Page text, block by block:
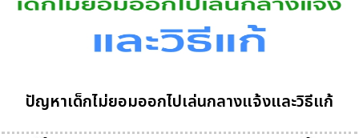
ปัญหาเด็กไม่ยอมออกไปเล่นกลางแจ้งและวิธีแก้